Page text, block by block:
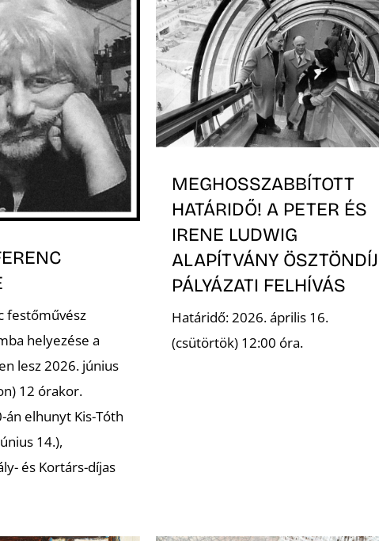
festőművész
helyezése a
lesz 2026. június
12 órakor.
án elhunyt Kis-Tóth
14.),
és Kortárs-díjas
MEGHOSSZABBÍTOTT
HATÁRIDŐ! A PETER ÉS
IRENE LUDWIG
ALAPÍTVÁNY ÖSZTÖNDÍJ
PÁLYÁZATI FELHÍVÁS
Határidő: 2026. április 16.
(csütörtök) 12:00 óra.